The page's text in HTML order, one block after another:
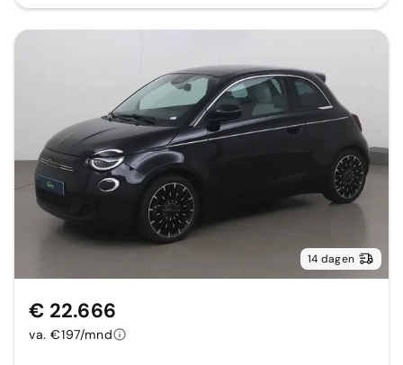
14 dagen
€ 22.666
va. €197/mnd